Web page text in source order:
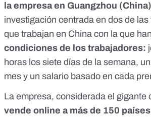
la empresa en Guangzhou (China)
investigación centrada en dos de
que trabajan en China con la que
condiciones de los trabajadores:
horas los siete días de la semana,
mes y un salario basado en cada
La empresa, considerada el gigante
vende online a más de 150 países